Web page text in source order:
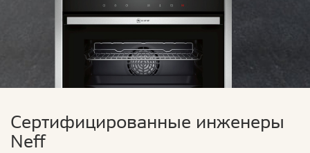
Сертифицированные инженеры
Neff